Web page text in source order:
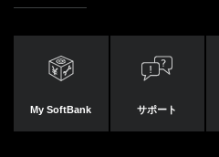
My SoftBank サポート